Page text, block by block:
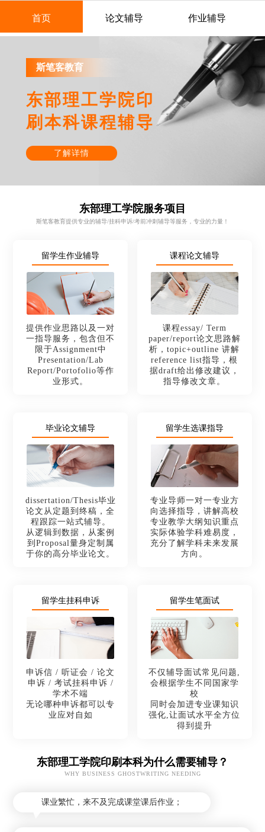
首页 论文辅导 作业辅导
斯笔客教育
东部理工学院印
刷本科课程辅导
了解详情
东部理工学院服务项目
斯笔客教育提供专业的辅导/挂科申诉/考前冲刺辅导等服务，专业的力量！
留学生作业辅导
提供作业思路以及一对
一指导服务，包含但不
限于Assignment中
Presentation/Lab
Report/Portofolio等作
业形式。
课程论文辅导
课程essay/ Term
paper/report论文思路解
析，topic+outline 讲解
reference list指导，根
据draft给出修改建议，
指导修改文章。
毕业论文辅导
dissertation/Thesis毕业
论文从定题到终稿，全
程跟踪一站式辅导。
从逻辑到数据，从案例
到Proposal量身定制属
于你的高分毕业论文。
留学生选课指导
专业导师一对一专业方
向选择指导，讲解高校
专业教学大纲知识重点
实际体验学科难易度，
充分了解学科未来发展
方向。
留学生挂科申诉
申诉信 / 听证会 / 论文
申诉 / 考试挂科申诉 /
学术不端
无论哪种申诉都可以专
业应对自如
留学生笔面试
不仅辅导面试常见问题,
会根据学生不同国家学
校
同时会加进专业课知识
强化,让面试水平全方位
得到提升
东部理工学院印刷本科为什么需要辅导？
WHY BUSINESS GHOSTWRITING NEEDING
课业繁忙，来不及完成课堂课后作业；